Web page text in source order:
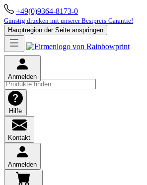
+49(0)9364-8173-0
Günstig drucken mit unserer Bestpreis-Garantie!
Hauptregion der Seite anspringen
Anmelden
Hilfe
Kontakt
Anmelden